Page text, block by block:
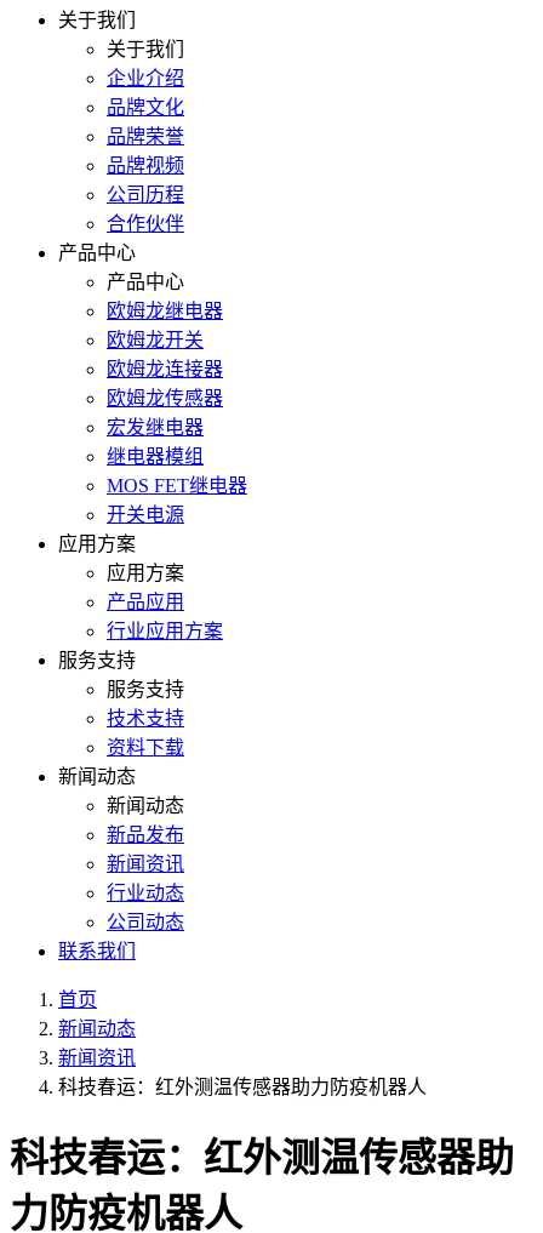
关于我们
关于我们
企业介绍
品牌文化
品牌荣誉
品牌视频
公司历程
合作伙伴
产品中心
产品中心
欧姆龙继电器
欧姆龙开关
欧姆龙连接器
欧姆龙传感器
宏发继电器
继电器模组
MOS FET继电器
开关电源
应用方案
应用方案
产品应用
行业应用方案
服务支持
服务支持
技术支持
资料下载
新闻动态
新闻动态
新品发布
新闻资讯
行业动态
公司动态
联系我们
首页
新闻动态
新闻资讯
科技春运：红外测温传感器助力防疫机器人
科技春运：红外测温传感器助
力防疫机器人